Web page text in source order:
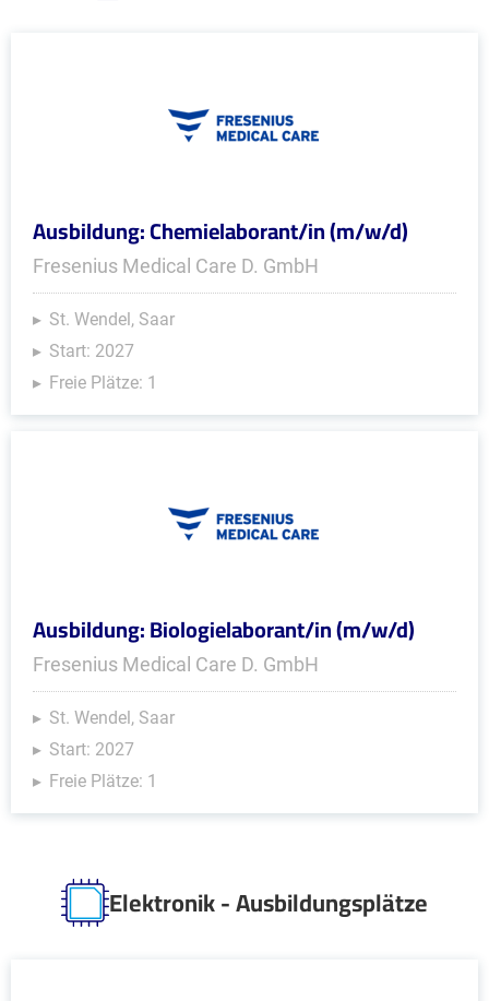
Ausbildung: Chemielaborant/in (m/w/d)
Fresenius Medical Care D. GmbH
St. Wendel, Saar
Start: 2027
Freie Plätze: 1
Ausbildung: Biologielaborant/in (m/w/d)
Fresenius Medical Care D. GmbH
St. Wendel, Saar
Start: 2027
Freie Plätze: 1
Elektronik - Ausbildungsplätze